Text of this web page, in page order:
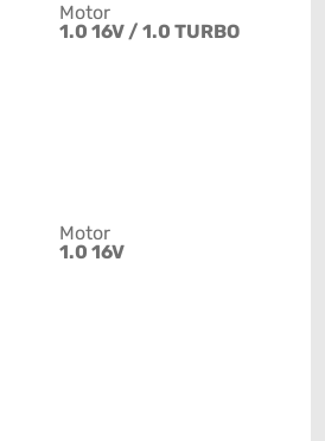
Motor
1.0 16V / 1.0 TURBO
Motor
1.0 16V